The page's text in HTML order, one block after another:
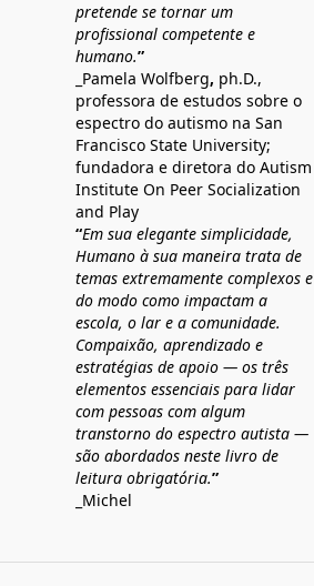
pretende se tornar um
profissional competente e
humano.”
_Pamela Wolfberg, ph.D.,
professora de estudos sobre o
espectro do autismo na San
Francisco State University;
fundadora e diretora do Autism
Institute On Peer Socialization
and Play
“Em sua elegante simplicidade,
Humano à sua maneira trata de
temas extremamente complexos e
do modo como impactam a
escola, o lar e a comunidade.
Compaixão, aprendizado e
estratégias de apoio — os três
elementos essenciais para lidar
com pessoas com algum
transtorno do espectro autista —
são abordados neste livro de
leitura obrigatória.”
_Michel